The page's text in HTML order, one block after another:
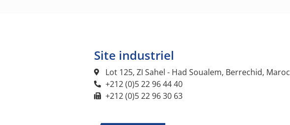
Site industriel
Lot 125, ZI Sahel - Had Soualem, Berrechid, Maroc
+212 (0)5 22 96 44 40
+212 (0)5 22 96 30 63